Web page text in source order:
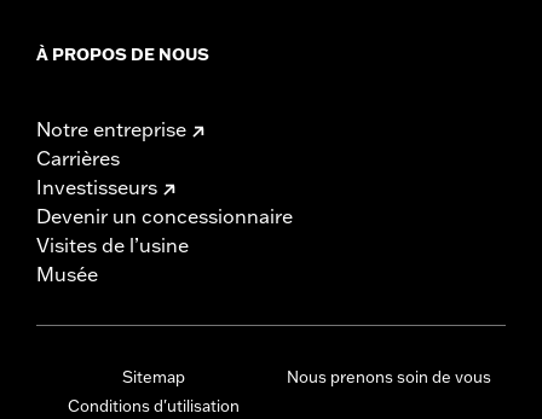
À PROPOS DE NOUS
Notre entreprise
Carrières
Investisseurs
Devenir un concessionnaire
Visites de l’usine
Musée
Sitemap
Conditions d'utilisation
Nous prenons soin de vous